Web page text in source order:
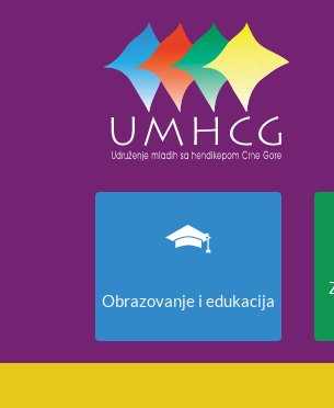
Obrazovanje i edukacija